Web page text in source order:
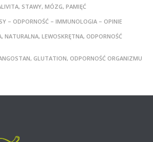
STAWY, MÓZG, PAMIĘĆ
– ODPORNOŚĆ – IMMUNOLOGIA – OPINIE
NATURALNA, LEWOSKRĘTNA, ODPORNOŚĆ
GLUTATION, ODPORNOŚĆ ORGANIZMU